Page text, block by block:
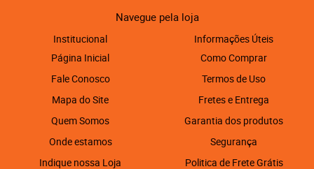
Navegue pela loja
Institucional
Página Inicial
Fale Conosco
Mapa do Site
Quem Somos
Onde estamos
Indique nossa Loja
Informações Úteis
Como Comprar
Termos de Uso
Fretes e Entrega
Garantia dos produtos
Segurança
Politica de Frete Grátis